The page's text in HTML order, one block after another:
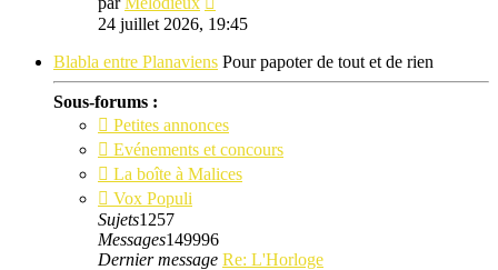
le
message
24 juillet 2026, 19:45
Blabla entre Planaviens Pour papoter de tout et de rien
Sous-forums :
Petites annonces
Evénements et concours
La boîte à Malices
Vox Populi
Sujets1257
Messages149996
Dernier message Re: L'Horloge